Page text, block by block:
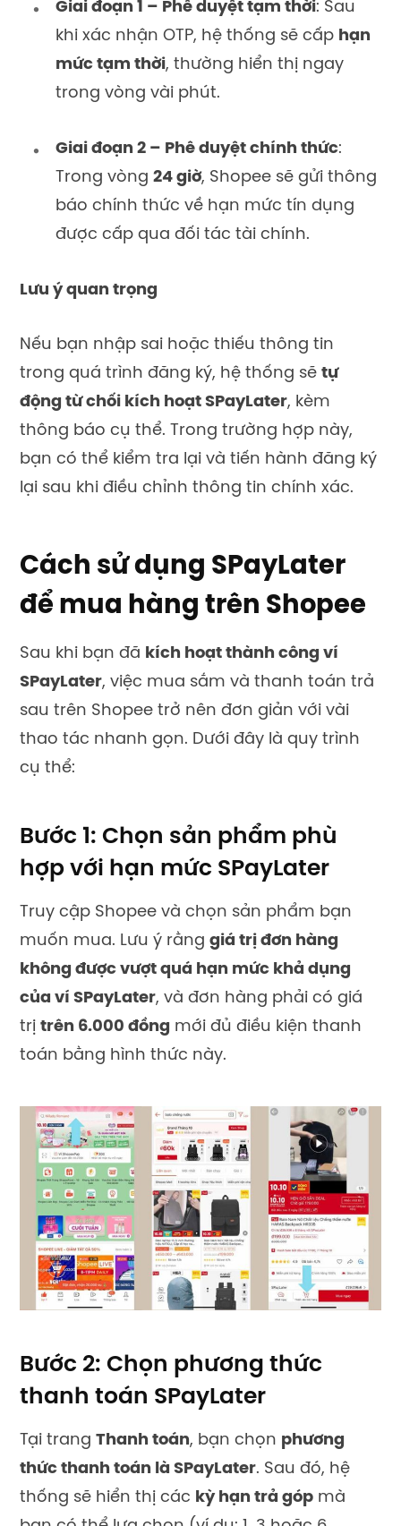
Giai đoạn 1 – Phê duyệt tạm thời: Sau
khi xác nhận OTP, hệ thống sẽ cấp hạn
mức tạm thời, thường hiển thị ngay
trong vòng vài phút.
Giai đoạn 2 – Phê duyệt chính thức:
Trong vòng 24 giờ, Shopee sẽ gửi thông
báo chính thức về hạn mức tín dụng
được cấp qua đối tác tài chính.
Lưu ý quan trọng
Nếu bạn nhập sai hoặc thiếu thông tin
trong quá trình đăng ký, hệ thống sẽ tự
động từ chối kích hoạt SPayLater, kèm
thông báo cụ thể. Trong trường hợp này,
bạn có thể kiểm tra lại và tiến hành đăng ký
lại sau khi điều chỉnh thông tin chính xác.
Cách sử dụng SPayLater
để mua hàng trên Shopee
Sau khi bạn đã kích hoạt thành công ví
SPayLater, việc mua sắm và thanh toán trả
sau trên Shopee trở nên đơn giản với vài
thao tác nhanh gọn. Dưới đây là quy trình
cụ thể:
Bước 1: Chọn sản phẩm phù
hợp với hạn mức SPayLater
Truy cập Shopee và chọn sản phẩm bạn
muốn mua. Lưu ý rằng giá trị đơn hàng
không được vượt quá hạn mức khả dụng
của ví SPayLater, và đơn hàng phải có giá
trị trên 6.000 đồng mới đủ điều kiện thanh
toán bằng hình thức này.
Bước 2: Chọn phương thức
thanh toán SPayLater
Tại trang Thanh toán, bạn chọn phương
thức thanh toán là SPayLater. Sau đó, hệ
thống sẽ hiển thị các kỳ hạn trả góp mà